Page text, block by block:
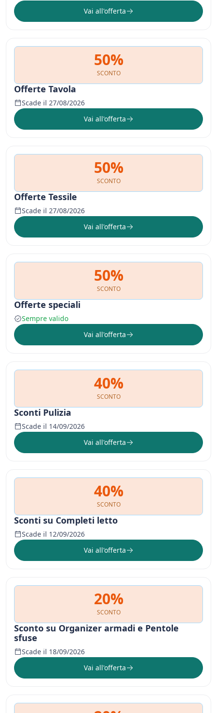
Vai all'offerta
50%
SCONTO
Offerte Tavola
Scade il 27/08/2026
Vai all'offerta
50%
SCONTO
Offerte Tessile
Scade il 27/08/2026
Vai all'offerta
50%
SCONTO
Offerte speciali
Sempre valido
Vai all'offerta
40%
SCONTO
Sconti Pulizia
Scade il 14/09/2026
Vai all'offerta
40%
SCONTO
Sconti su Completi letto
Scade il 12/09/2026
Vai all'offerta
20%
SCONTO
Sconto su Organizer armadi e Pentole
sfuse
Scade il 18/09/2026
Vai all'offerta